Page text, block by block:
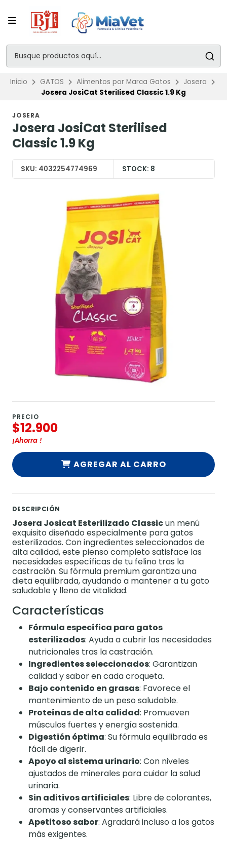
Inicio GATOS Alimentos por Marca Gatos
Josera
Josera JosiCat Sterilised Classic 1.9 Kg
JOSERA
Josera JosiCat Sterilised
Classic 1.9 Kg
SKU: 4032254774969 STOCK: 8
PRECIO
$12.900
¡Ahorra !
AGREGAR AL CARRO
DESCRIPCIÓN
Josera Josicat Esterilizado Classicun menú
exquisito diseñado especialmente para gatos
esterilizados. Con ingredientes seleccionados de
alta calidad, este pienso completo satisface las
necesidades específicas de tu felino tras la
castración. Su fórmula premium garantiza una
dieta equilibrada, ayudando a mantener a tu gato
saludable y lleno de vitalidad.
Características
Fórmula específica para gatos
esterilizados: Ayuda a cubrir las necesidades
nutricionales tras la castración.
Ingredientes seleccionados: Garantizan
calidad y sabor en cada croqueta.
Bajo contenido en grasas: Favorece el
mantenimiento de un peso saludable.
Proteínas de alta calidad: Promueven
músculos fuertes y energía sostenida.
Digestión óptima: Su fórmula equilibrada es
fácil de digerir.
Apoyo al sistema urinario: Con niveles
ajustados de minerales para cuidar la salud
urinaria.
Sin aditivos artificiales: Libre de colorantes,
aromas y conservantes artificiales.
Apetitoso sabor: Agradará incluso a los gatos
más exigentes.